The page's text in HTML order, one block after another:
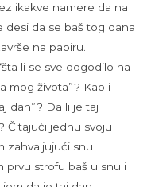
ikakve namere da na
desi da se baš tog dana
završe na papiru.
li se sve dogodilo na
mog života”? Kao i
dan”? Da li je taj
Čitajući jednu svoju
zahvaljujući snu
prvu strofu baš u snu i